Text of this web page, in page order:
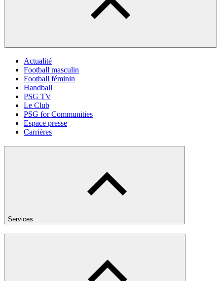
Actualité
Football masculin
Football féminin
Handball
PSG TV
Le Club
PSG for Communities
Espace presse
Carrières
Services